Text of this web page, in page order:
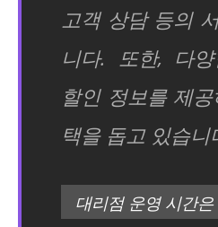
고객 상담 등의
니다. 또한, 다
할인 정보를 제
택을 돕고 있습니
대리점 운영 시간